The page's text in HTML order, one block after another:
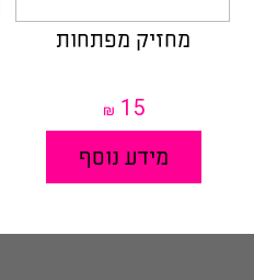
מחזיק מפתחות
₪ 15
מידע נוסף